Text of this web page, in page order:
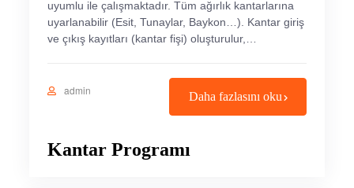
uyumlu ile çalışmaktadır. Tüm ağırlık kantarlarına
uyarlanabilir (Esit, Tunaylar, Baykon…). Kantar giriş
ve çıkış kayıtları (kantar fişi) oluşturulur,…
admin Daha fazlasını oku
Kantar Programı